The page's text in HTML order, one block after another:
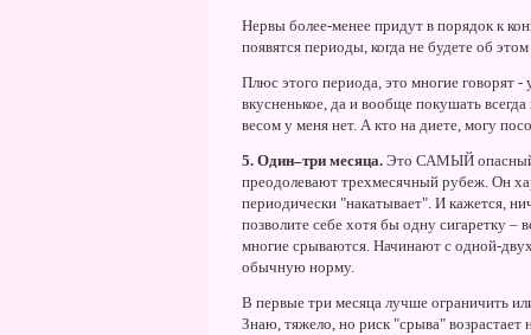
Нервы более-менее придут в порядок к
появятся периоды, когда не будете об
Плюс этого периода, это многие говорят -
вкусненькое, да и вообще покушать
весом у меня нет. А кто на диете, могу
5. Один–три месяца. Это САМЫЙ опасный
преодолевают трехмесячный рубеж. Он
периодически "накатывает". И кажется,
позволите себе хотя бы одну сигаретку
многие срываются. Начинают с одной-
обычную норму.
В первые три месяца лучше ограничить
Знаю, тяжело, но риск "срыва"